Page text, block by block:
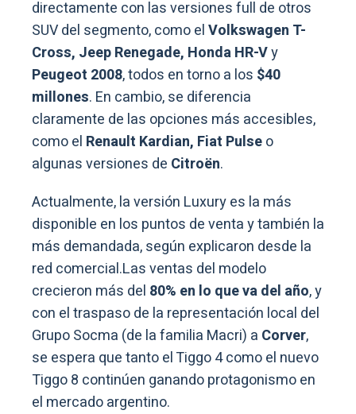
directamente con las versiones full de otros
SUV del segmento, como elVolkswagen T-
Cross, Jeep Renegade, Honda HR-Vy
Peugeot 2008, todos en torno a los $40
millones. En cambio, se diferencia
claramente de las opciones más accesibles,
como el Renault Kardian, Fiat Pulseo
algunas versiones de Citroën.
Actualmente, la versión Luxury es la más
disponible en los puntos de venta y también la
más demandada, según explicaron desde la
red comercial.Las ventas del modelo
crecieron más del 80% en lo que va del año, y
con el traspaso de la representación local del
Grupo Socma (de la familia Macri) a Corver,
se espera que tanto el Tiggo 4 como el nuevo
Tiggo 8 continúen ganando protagonismo en
el mercado argentino.